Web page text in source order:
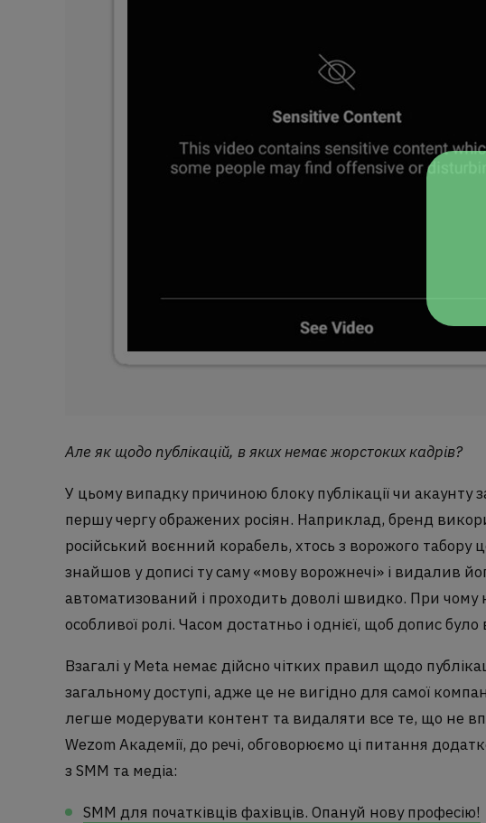
Але як щодо публікацій, в яких немає жорстоких кадрів?
У цьому випадку причиною блоку публікації чи акаунту
першу чергу ображених росіян. Наприклад, бренд
російський воєнний корабель, хтось з ворожого
знайшов у дописі ту саму «мову ворожнечі» і видалив
автоматизований і проходить доволі швидко. При чому
особливої ролі. Часом достатньо і однієї, щоб допис
Взагалі у Meta немає дійсно чітких правил щодо
загальному доступі, адже це не вигідно для самої
легше модерувати контент та видаляти все те, що не
Wezom Академії, до речі, обговорюємо ці питання
з SMM та медіа:
SMM для початківців фахівців. Опануй нову професію!